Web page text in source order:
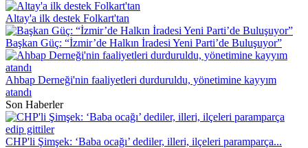
Altay'a ilk destek Folkart'tan
Başkan Güç: “İzmir’de Halkın İradesi Yeni Parti’de Buluşuyor”
Ahbap Derneği'nin faaliyetleri durduruldu, yönetimine kayyım
atandı
Son Haberler
CHP'li Şimşek: ‘Baba ocağı’ dediler, illeri, ilçeleri paramparça...